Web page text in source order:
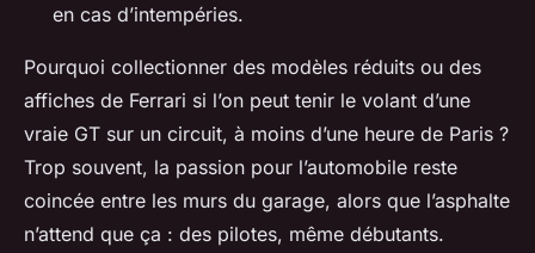
en cas d’intempéries.
Pourquoi collectionner des modèles réduits ou des
affiches de Ferrari si l’on peut tenir le volant d’une
vraie GT sur un circuit, à moins d’une heure de Paris ?
Trop souvent, la passion pour l’automobile reste
coincée entre les murs du garage, alors que l’asphalte
n’attend que ça : des pilotes, même débutants.